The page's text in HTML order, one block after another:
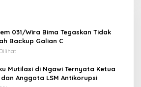
031/Wira Bima Tegaskan Tidak
Backup Galian C
Mutilasi di Ngawi Ternyata Ketua
Anggota LSM Antikorupsi